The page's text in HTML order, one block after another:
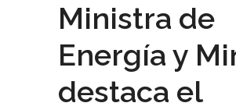
Ministra de
Energía y
destaca el